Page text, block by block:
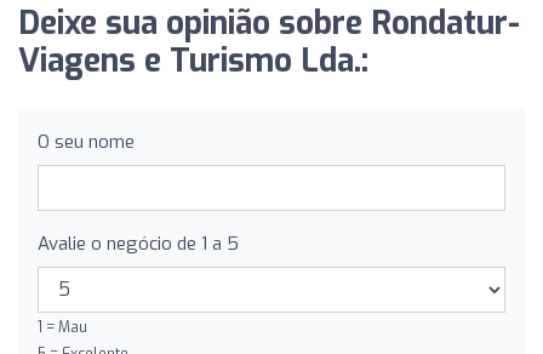
Deixe sua opinião sobre Rondatur-
Viagens e Turismo Lda.:
O seu nome
Avalie o negócio de 1 a 5
1 = Mau